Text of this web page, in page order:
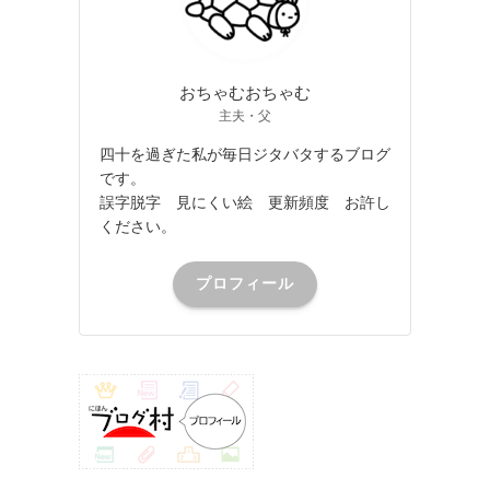
おちゃむおちゃむ
主夫・父
四十を過ぎた私が毎日ジタバタするブログ
です。
誤字脱字 見にくい絵 更新頻度 お許し
ください。
プロフィール